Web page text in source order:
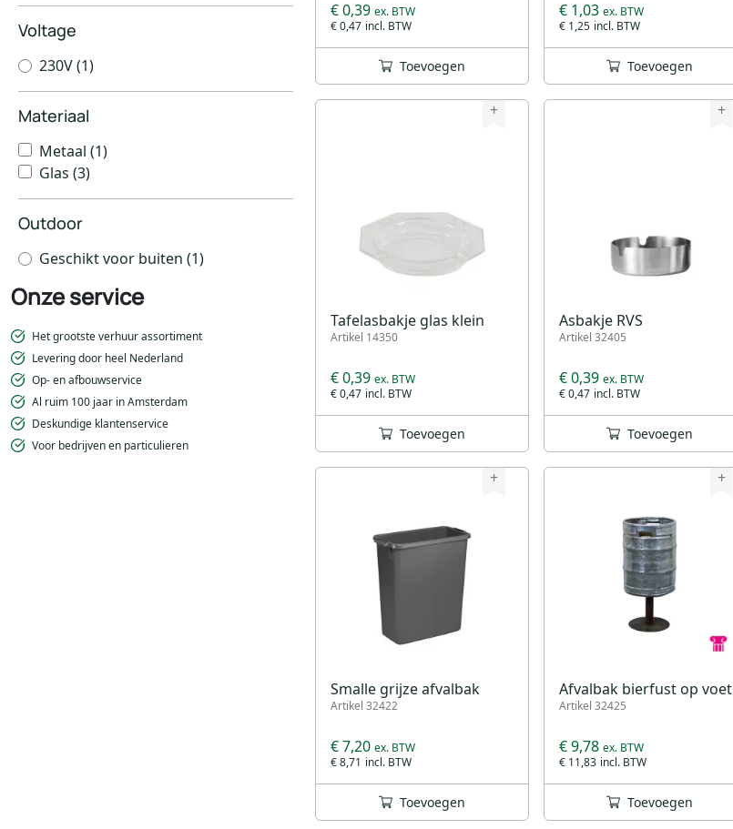
Voltage
230V(1)
Materiaal
Metaal (1)
Glas (3)
Outdoor
Geschikt voor buiten (1)
Onze service
Het grootste verhuur assortiment
Levering door heel Nederland
Op- en afbouwservice
Al ruim 100 jaar in Amsterdam
Deskundige klantenservice
Voor bedrijven en particulieren
€ 0,47
€ 0,39
Toevoegen
€ 1,25
€ 1,03
Toevoegen
+
Tafelasbakje glas klein
Artikel 14350
€ 0,47
€ 0,39
Toevoegen
+
Asbakje RVS
Artikel 32405
€ 0,47
€ 0,39
Toevoegen
+
Smalle grijze afvalbak
Artikel 32422
€ 8,71
€ 7,20
Toevoegen
+
Afvalbak bierfust op voet
Artikel 32425
€ 11,83
€ 9,78
Toevoegen